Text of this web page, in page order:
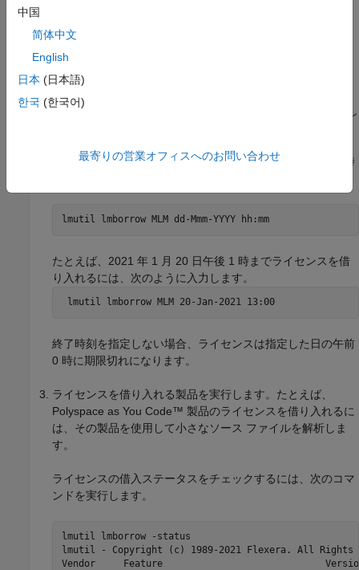
あるいは、
ナリを含むライセンス マネージャーをダウンロードします。
ライセンスを借り入れるには、次のようにします。
lmutil
バイナリを、ライセンスの借入元のマシンにコピーし
次の形式を使用して、借入期間終了日とオプションで終了時
lmutil lmborrow MLM dd-Mmm-YYYY hh:mm
たとえば、2021 年 1 月 20 日午後 1 時までライセンスを借
り入れるには、次のように入力します。
lmutil lmborrow MLM 20-Jan-2021 13:00
終了時刻を指定しない場合、ライセンスは指定した日の午前
0 時に期限切れになります。
ライセンスを借り入れる製品を実行します。たとえば、
Polyspace as You Code™ 製品のライセンスを借り入れるに
は、その製品を使用して小さなソース ファイルを解析しま
す。
ライセンスの借入ステータスをチェックするには、次のコマ
ンドを実行します。
lmutil lmborrow -status
lmutil - Copyright (c) 1989-2021 Flexera. All Rights
Vendor     Feature
中国
简体中文
English
日本 (日本語)
한국 (한국어)
最寄りの営業オフィスへのお問い合わせ